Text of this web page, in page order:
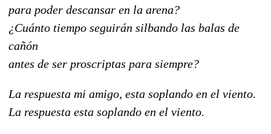
para poder descansar en la arena?
¿Cuánto tiempo seguirán silbando las balas de
cañón
antes de ser proscriptas para siempre?
La respuesta mi amigo, esta soplando en el viento.
La respuesta esta soplando en el viento.